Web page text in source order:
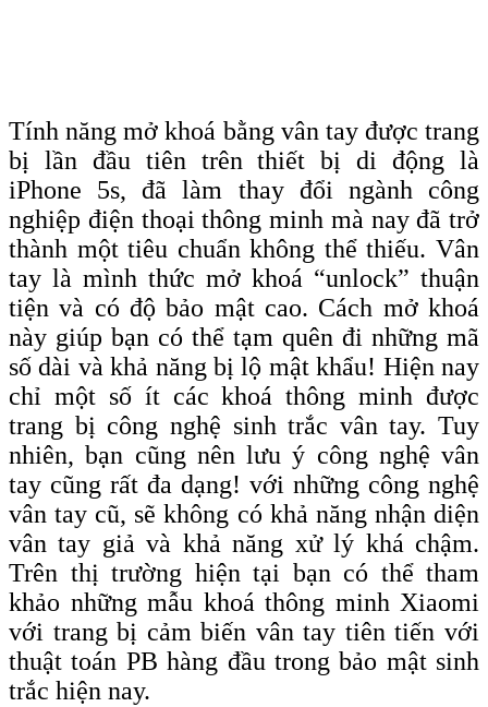
Tính năng mở khoá bằng vân tay được trang
bị lần đầu tiên trên thiết bị di động là
iPhone 5s, đã làm thay đổi ngành công
nghiệp điện thoại thông minh mà nay đã trở
thành một tiêu chuẩn không thể thiếu. Vân
tay là mình thức mở khoá “unlock” thuận
tiện và có độ bảo mật cao. Cách mở khoá
này giúp bạn có thể tạm quên đi những mã
số dài và khả năng bị lộ mật khẩu! Hiện nay
chỉ một số ít các khoá thông minh được
trang bị công nghệ sinh trắc vân tay. Tuy
nhiên, bạn cũng nên lưu ý công nghệ vân
tay cũng rất đa dạng! với những công nghệ
vân tay cũ, sẽ không có khả năng nhận diện
vân tay giả và khả năng xử lý khá chậm.
Trên thị trường hiện tại bạn có thể tham
khảo những mẫu khoá thông minh Xiaomi
với trang bị cảm biến vân tay tiên tiến với
thuật toán PB hàng đầu trong bảo mật sinh
trắc hiện nay.